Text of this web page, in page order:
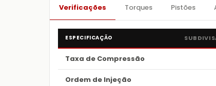
Verificações Torques Pistões
ESPECIFICAÇÃO
Taxa de Compressão
Ordem de Injeção